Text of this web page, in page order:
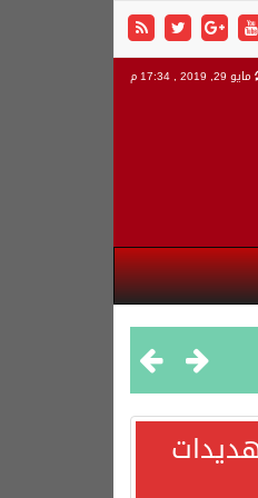
مايو 29, 2019 , 17:34 م